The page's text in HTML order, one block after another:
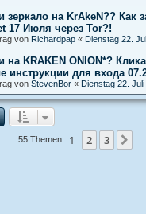
зеркало на KrAkeN?? Как
17 Июля через Tor?!
von Richardpap « Dienstag 22.
на KRAKEN ONION*?
инструкции для входа
von StevenBor « Dienstag 22.
55 Themen 1 2 3